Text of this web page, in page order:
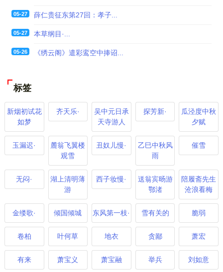
05-27 薛仁贵征东第27回：孝子...
05-27 本草纲目·...
05-26 《绣云阁》遣彩鸾空中捧诏...
标签
新烟初试花
如梦
齐天乐·
吴中元日承
天寺游人
探芳新·
瓜泾度中秋
夕赋
玉漏迟·
麓翁飞翼楼
观雪
丑奴儿慢·
乙巳中秋风
雨
催雪
无闷·
湖上清明薄
游
西子妆慢·
送翁宾旸游
鄂渚
陪履斋先生
沧浪看梅
金缕歌· 倾国倾城 东风第一枝· 雪有关的 脆弱
卷柏 叶何草 地衣 贪鄙 萧宏
有来 萧宝义 萧宝融 举兵 刘如意